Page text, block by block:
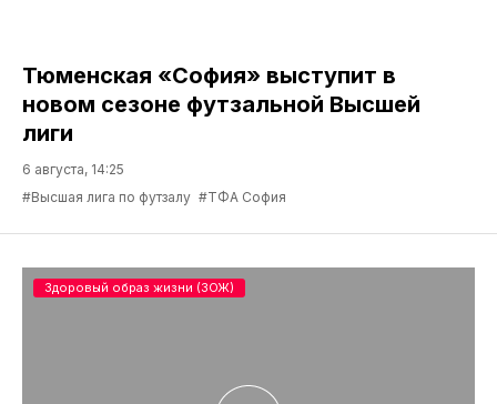
Тюменская «София» выступит в
новом сезоне футзальной Высшей
лиги
6 августа, 14:25
#Высшая лига по футзалу #ТФА София
Здоровый образ жизни (ЗОЖ)